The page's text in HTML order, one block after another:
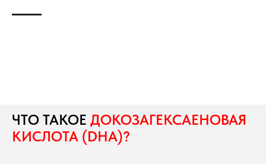
ЧТО ТАКОЕ ДОКОЗАГЕКСАЕНОВАЯ
КИСЛОТА (DHA)?